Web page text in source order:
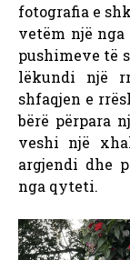
fotografia e
vetëm një nga
pushimeve të
lëkundi një
shfaqjen e
bërë përpara
veshi një
argjendi dhe
nga qyteti.